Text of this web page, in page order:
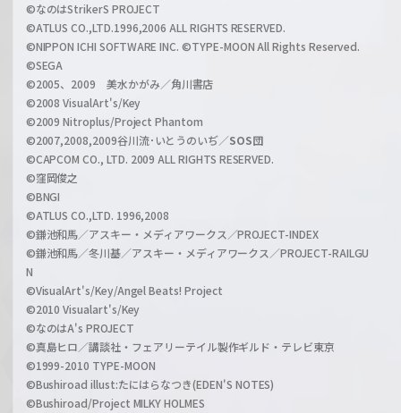
h
a
n
l
©なのはStrikerS PROJECT
©ATLUS CO.,LTD.1996,2006 ALL RIGHTS RESERVED.
©NIPPON ICHI SOFTWARE INC. ©TYPE-MOON All Rights Reserved.
©SEGA
©2005、2009 美水かがみ／角川書店
©2008 VisualArt's/Key
©2009 Nitroplus/Project Phantom
©2007,2008,2009谷川流･いとうのいぢ／SOS団
©CAPCOM CO., LTD. 2009 ALL RIGHTS RESERVED.
©窪岡俊之
©BNGI
©ATLUS CO.,LTD. 1996,2008
©鎌池和馬／アスキー・メディアワークス／PROJECT-INDEX
©鎌池和馬／冬川基／アスキー・メディアワークス／PROJECT-RAILGU
N
©VisualArt's/Key/Angel Beats! Project
©2010 Visualart's/Key
©なのはA's PROJECT
©真島ヒロ／講談社・フェアリーテイル製作ギルド・テレビ東京
©1999-2010 TYPE-MOON
©Bushiroad illust:たにはらなつき(EDEN'S NOTES)
©Bushiroad/Project MILKY HOLMES